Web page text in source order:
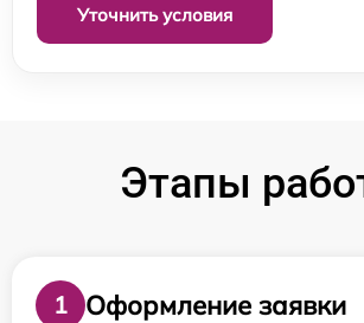
Уточнить условия
Этапы
1
Оформление заявки